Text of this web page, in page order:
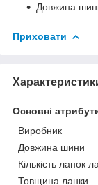
Довжина
Приховати
Основні
Виробник
Довжина шини
Кількість ланок
Товщина ланки